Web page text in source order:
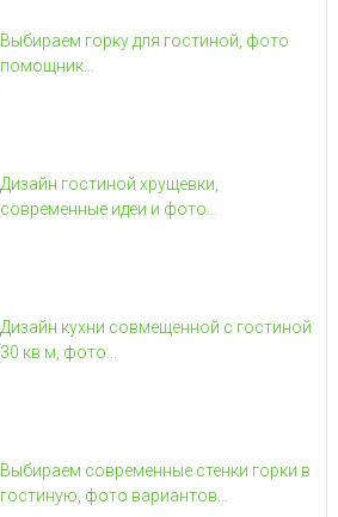
Выбираем горку для гостиной, фото
помощник...
Дизайн гостиной хрущевки,
современные идеи и фото...
Дизайн кухни совмещенной с гостиной
30 кв м, фото...
Выбираем современные стенки горки в
гостиную, фото вариантов...